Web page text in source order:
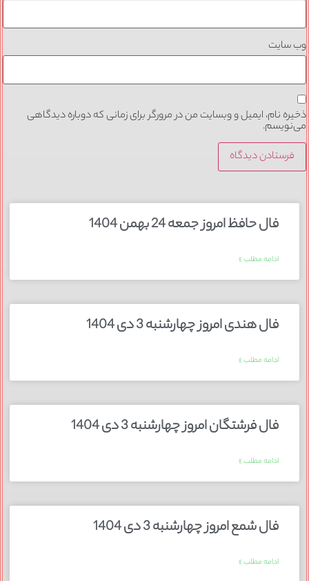
وب‌ سایت
ذخیره نام، ایمیل و وبسایت من در مرورگر برای زمانی که دوباره دیدگاهی
می‌نویسم.
فال حافظ امروز جمعه 24 بهمن 1404
ادامه مطلب »
فال هندی امروز چهارشنبه 3 دی 1404
ادامه مطلب »
فال فرشتگان امروز چهارشنبه 3 دی 1404
ادامه مطلب »
فال شمع امروز چهارشنبه 3 دی 1404
ادامه مطلب »